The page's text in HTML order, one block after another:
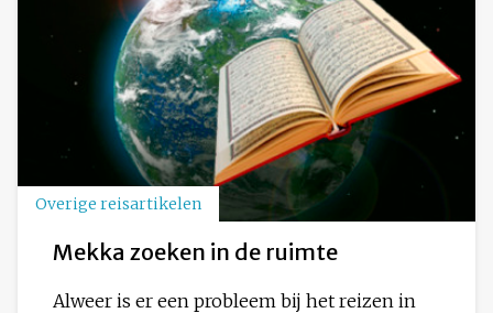
Overige reisartikelen
Mekka zoeken in de ruimte
Alweer is er een probleem bij het reizen in